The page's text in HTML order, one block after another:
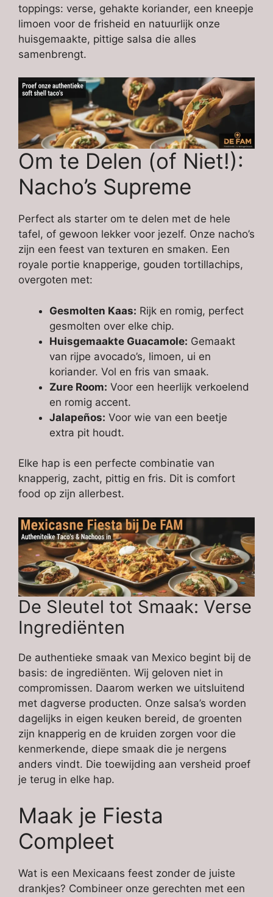
toppings: verse, gehakte koriander, een kneepje
limoen voor de frisheid en natuurlijk onze
huisgemaakte, pittige salsa die alles
samenbrengt.
Om te Delen (of Niet!):
Nacho’s Supreme
Perfect als starter om te delen met de hele
tafel, of gewoon lekker voor jezelf. Onze nacho’s
zijn een feest van texturen en smaken. Een
royale portie knapperige, gouden tortillachips,
overgoten met:
Gesmolten Kaas: Rijk en romig, perfect
gesmolten over elke chip.
Huisgemaakte Guacamole: Gemaakt
van rijpe avocado’s, limoen, ui en
koriander. Vol en fris van smaak.
Zure Room: Voor een heerlijk verkoelend
en romig accent.
Jalapeños: Voor wie van een beetje
extra pit houdt.
Elke hap is een perfecte combinatie van
knapperig, zacht, pittig en fris. Dit is comfort
food op zijn allerbest.
De Sleutel tot Smaak: Verse
Ingrediënten
De authentieke smaak van Mexico begint bij de
basis: de ingrediënten. Wij geloven niet in
compromissen. Daarom werken we uitsluitend
met dagverse producten. Onze salsa’s worden
dagelijks in eigen keuken bereid, de groenten
zijn knapperig en de kruiden zorgen voor die
kenmerkende, diepe smaak die je nergens
anders vindt. Die toewijding aan versheid proef
je terug in elke hap.
Maak je Fiesta
Compleet
Wat is een Mexicaans feest zonder de juiste
drankjes? Combineer onze gerechten met een